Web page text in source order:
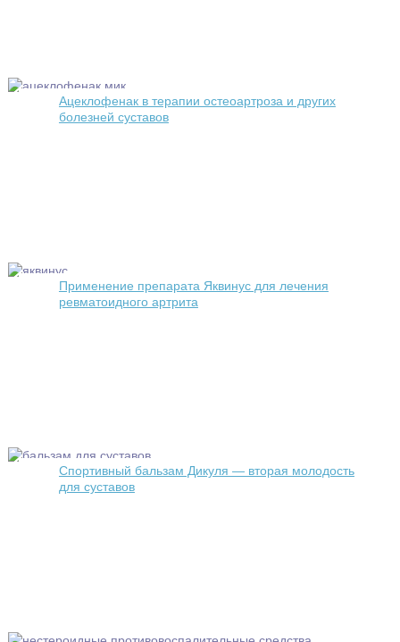
Ацеклофенак в терапии остеоартроза и других
болезней суставов
Применение препарата Яквинус для лечения
ревматоидного артрита
Спортивный бальзам Дикуля — вторая молодость
для суставов